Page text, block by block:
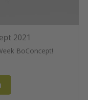
2021
BoConcept!